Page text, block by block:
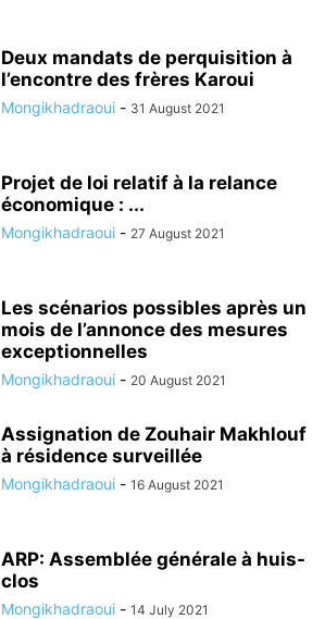
Deux mandats de perquisition à
l’encontre des frères Karoui
Mongikhadraoui - 31 August 2021
Projet de loi relatif à la relance
économique : ...
Mongikhadraoui - 27 August 2021
Les scénarios possibles après un
mois de l’annonce des mesures
exceptionnelles
Mongikhadraoui - 20 August 2021
Assignation de Zouhair Makhlouf
à résidence surveillée
Mongikhadraoui - 16 August 2021
ARP: Assemblée générale à huis-
clos
Mongikhadraoui - 14 July 2021